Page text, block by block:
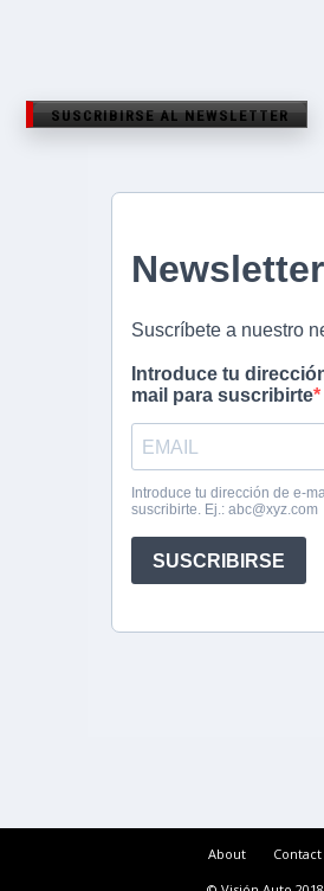
SUSCRIBIRSE AL NEWSLETTER
About
Contact